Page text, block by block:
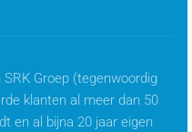
Groep (tegenwoordig
klanten al meer dan 50
en al bijna 20 jaar eigen